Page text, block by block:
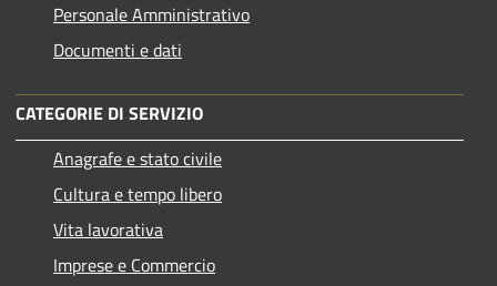
Personale Amministrativo
Documenti e dati
CATEGORIE DI SERVIZIO
Anagrafe e stato civile
Cultura e tempo libero
Vita lavorativa
Imprese e Commercio